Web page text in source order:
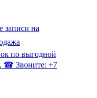
записи на
по выгодной
☎ Звоните: +7